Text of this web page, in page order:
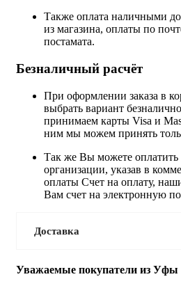
Также оплата наличными
из магазина, оплаты по
постамата.
Безналичный расчёт
При оформлении заказа в
выбрать вариант
принимаем карты Visa и
ним мы можем принять
Так же Вы можете оплатить
организации, указав в
оплаты Счет на оплату,
Вам счет на электронную
Доставка
Уважаемые покупатели из Уфы